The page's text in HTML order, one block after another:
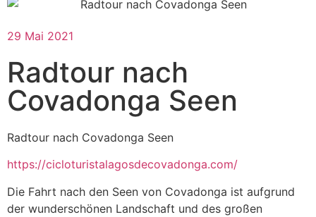
29 Mai 2021
Radtour nach
Covadonga Seen
Radtour nach Covadonga Seen
https://cicloturistalagosdecovadonga.com/
Die Fahrt nach den Seen von Covadonga ist aufgrund
der wunderschönen Landschaft und des großen